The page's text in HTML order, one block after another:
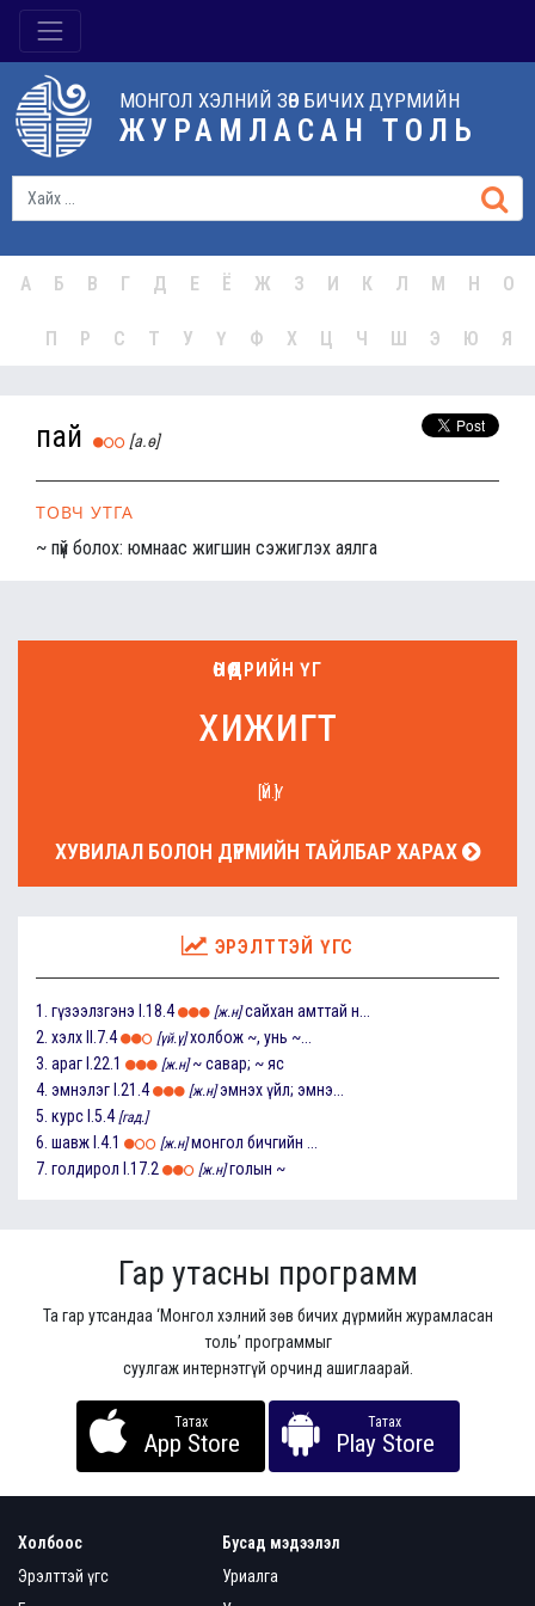
МОНГОЛ ХЭЛНИЙ ЗӨВ БИЧИХ ДҮРМИЙН
ЖУРАМЛАСАН ТОЛЬ
А Б В Г Д Е Ё Ж З И К Л М Н О
П Р С Т У Ү Ф Х Ц Ч Ш Э Ю Я
пай [а.ө]
ТОВЧ УТГА
~ пүй болох: юмнаас жигшин сэжиглэх аялга
ӨНӨӨДРИЙН ҮГ
хижигт
[ҮЙ.Ү]
ХУВИЛАЛ БОЛОН ДҮРМИЙН ТАЙЛБАР ХАРАХ
ЭРЭЛТТЭЙ ҮГС
1. гүзээлзгэнэ I.18.4 [ж.н] сайхан амттай н...
2. хэлх II.7.4 [үй.ү] холбож ~, унь ~...
3. араг I.22.1 [ж.н] ~ савар; ~ яс
4. эмнэлэг I.21.4 [ж.н] эмнэх үйл; эмнэ...
5. курс I.5.4 [гад.]
6. шавж I.4.1 [ж.н] монгол бичгийн ...
7. голдирол I.17.2 [ж.н] голын ~
Гар утасны программ
Та гар утсандаа ‘Монгол хэлний зөв бичих дүрмийн журамласан
толь’ программыг
суулгаж интернэтгүй орчинд ашиглаарай.
Татах
App Store
Татах
Play Store
Холбоос
Эрэлттэй үгс
Бусад мэдээлэл
Уриалга